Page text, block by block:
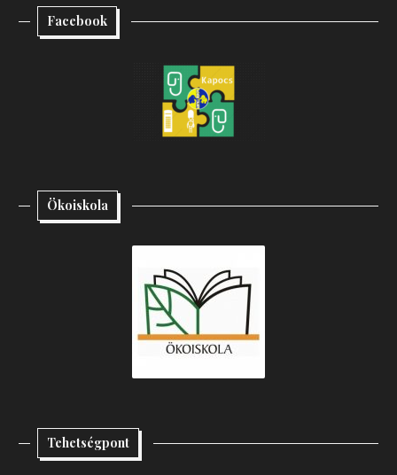
Facebook
Ökoiskola
Tehetségpont